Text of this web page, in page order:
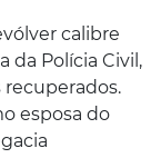
calibre
da Polícia Civil,
esposa do